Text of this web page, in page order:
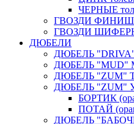
ЧЕРНЫЕ
ГВОЗДИ
ГВОЗДИ
ДЮБЕЛИ
ДЮБЕЛЬ
ДЮБЕЛЬ "MUD"
ДЮБЕЛЬ "ZUM"
ДЮБЕЛЬ "ZUM"
БОРТИК
ПОТАЙ
ДЮБЕЛЬ